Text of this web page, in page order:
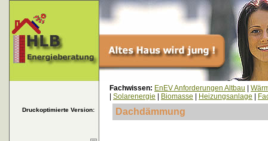
Druckoptimierte Version:
Fachwissen: EnEV Anforderungen Altbau
Solarenergie Biomasse Heizungsanlage
Dachdämmung